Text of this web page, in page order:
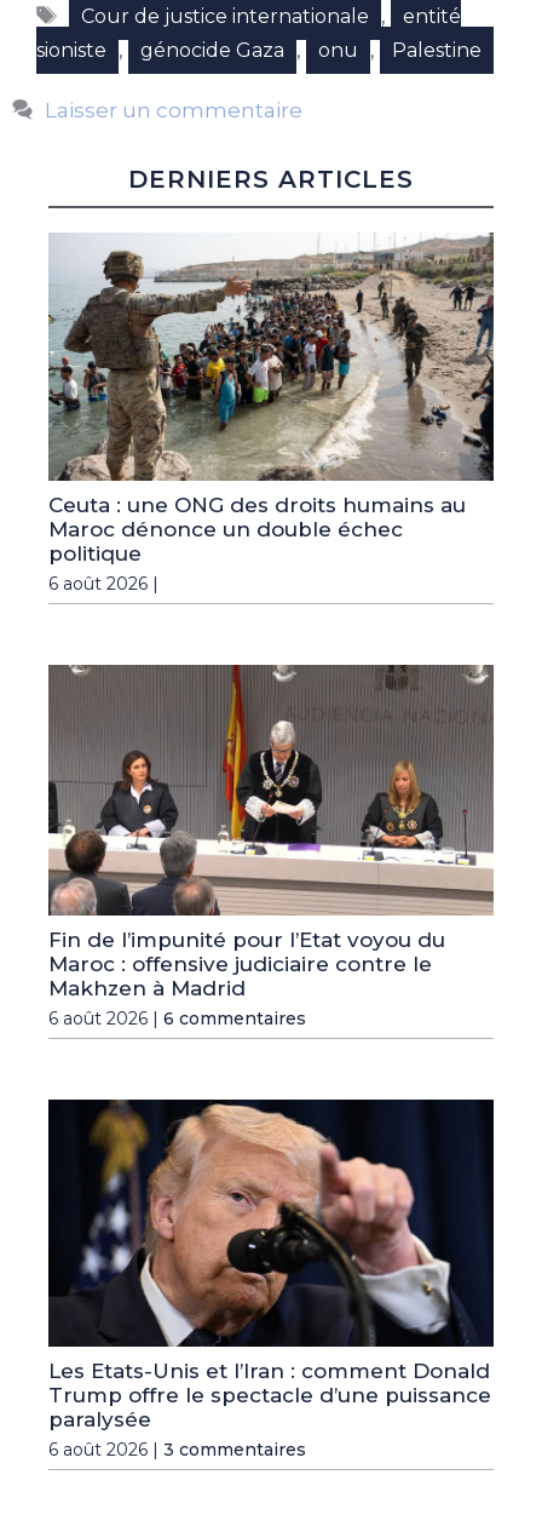
Étiquettes
Cour de justice internationale ,
entité
sioniste
, génocide Gaza , onu , Palestine
Laisser un commentaire
DERNIERS ARTICLES
Ceuta : une ONG des droits humains au
Maroc dénonce un double échec
politique
6 août 2026 |
Fin de l’impunité pour l’Etat voyou du
Maroc : offensive judiciaire contre le
Makhzen à Madrid
6 août 2026 | 6 commentaires
Les Etats-Unis et l’Iran : comment Donald
Trump offre le spectacle d’une puissance
paralysée
6 août 2026 | 3 commentaires